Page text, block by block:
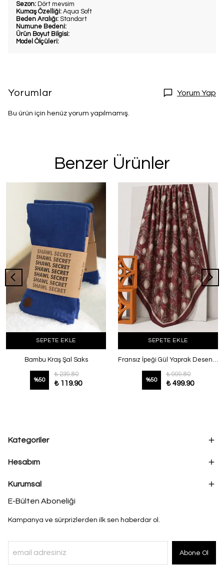
Sezon: Dört mevsim
Kumaş Özelliği: Aqua Soft
Beden Aralığı: Standart
Numune Bedeni:
Ürün Boyut Bilgisi:
Model Ölçüleri:
Yorumlar Yorum Yap
Bu ürün için henüz yorum yapılmamış.
Benzer Ürünler
SEPETE EKLE
Bambu Kraş Şal Saks
%50
₺ 239.80
₺ 119.90
SEPETE EKLE
Fransız İpeği Gül Yaprak Desenli Şal Bordo
%50
₺ 999.80
₺ 499.90
Kategoriler
Hesabım
Kurumsal
E-Bülten Aboneliği
Kampanya ve sürprizlerden ilk sen haberdar ol.
Abone Ol